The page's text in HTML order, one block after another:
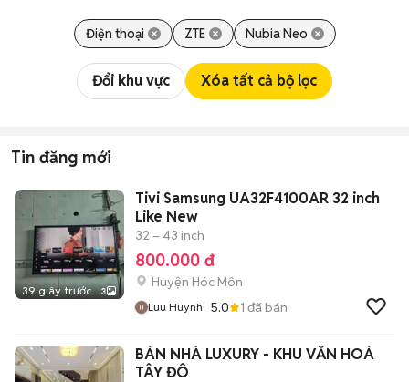
Điện thoại ZTE Nubia Neo
Đổi khu vực Xóa tất cả bộ lọc
Tin đăng mới
39 giây trước 3
Tivi Samsung UA32F4100AR 32 inch
Like New
32 – 43 inch
800.000 đ
Huyện Hóc Môn
Luu Huynh 5.0 1 đã bán
BÁN NHÀ LUXURY - KHU VĂN HOÁ
TÂY ĐÔ